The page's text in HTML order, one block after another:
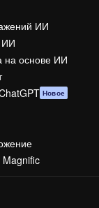
ИИ
ИИ
на основе ИИ
Новое
Magnific